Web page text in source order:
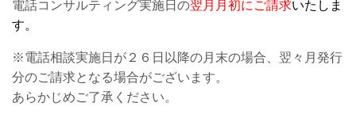
電話コンサルティング実施日の翌月月初にご請求いたしま
す。
※電話相談実施日が２６日以降の月末の場合、翌々月発行
分のご請求となる場合がございます。
あらかじめご了承ください。